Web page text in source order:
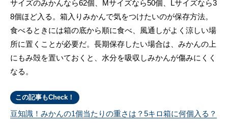
サイズのみかんなら62個、Mサイズなら50個、Lサイズなら3
8個ほど入る。箱入りみかんで気をつけたいのが保存方法。
食べるときには箱の底から順に食べ、風通しがよく涼しい場
所に置くことが必要だ。長期保存したい場合は、みかんの上
にもみ殻を置いておくと、水分を吸収しみかんが傷みにくく
なる。
この記事もCheck！
豆知識！みかんの1個当たりの重さは？5キロ箱に何個入る？